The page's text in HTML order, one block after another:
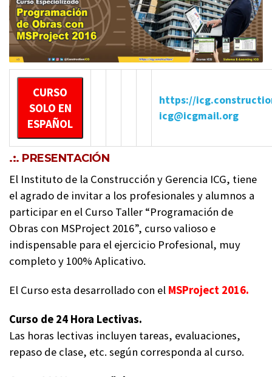
CURSO
SOLO EN
ESPAÑOL
https://
icg@icgmail.org
.:. PRESENTACIÓN
El Instituto de la Construcción y Gerencia ICG, tiene
el agrado de invitar a los profesionales y alumnos a
participar en el Curso Taller “Programación de
Obras con MSProject 2016”, curso valioso e
indispensable para el ejercicio Profesional, muy
completo y 100% Aplicativo.
El Curso esta desarrollado con el MSProject 2016.
Curso de 24 Hora Lectivas.
Las horas lectivas incluyen tareas, evaluaciones,
repaso de clase, etc. según corresponda al curso.